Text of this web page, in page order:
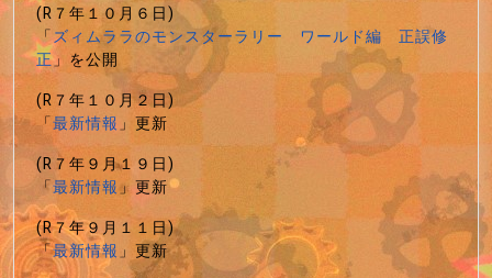
(R７年１０月６日)
「ズィムララのモンスターラリー ワールド編 正誤修
正」を公開
(R７年１０月２日)
「最新情報」更新
(R７年９月１９日)
「最新情報」更新
(R７年９月１１日)
「最新情報」更新